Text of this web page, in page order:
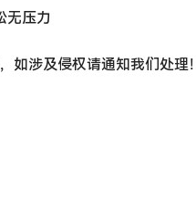
无压力
如涉及侵权请通知我们处理！